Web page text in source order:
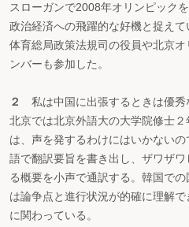
スローガンで2008年オリンピック
政治経済への飛躍的な好機と捉え
体育総局政策法規司の役員や北京
ンバーも参加した。
２
私は中国に出張するときは優
北京では北京外語大の大学院修士
は、声を発するわけにはいかない
語で翻訳要旨を書き出し、ザワザ
る概要を小声で通訳する。韓国で
は論争点と進行状況が的確に理解
に関わっている。